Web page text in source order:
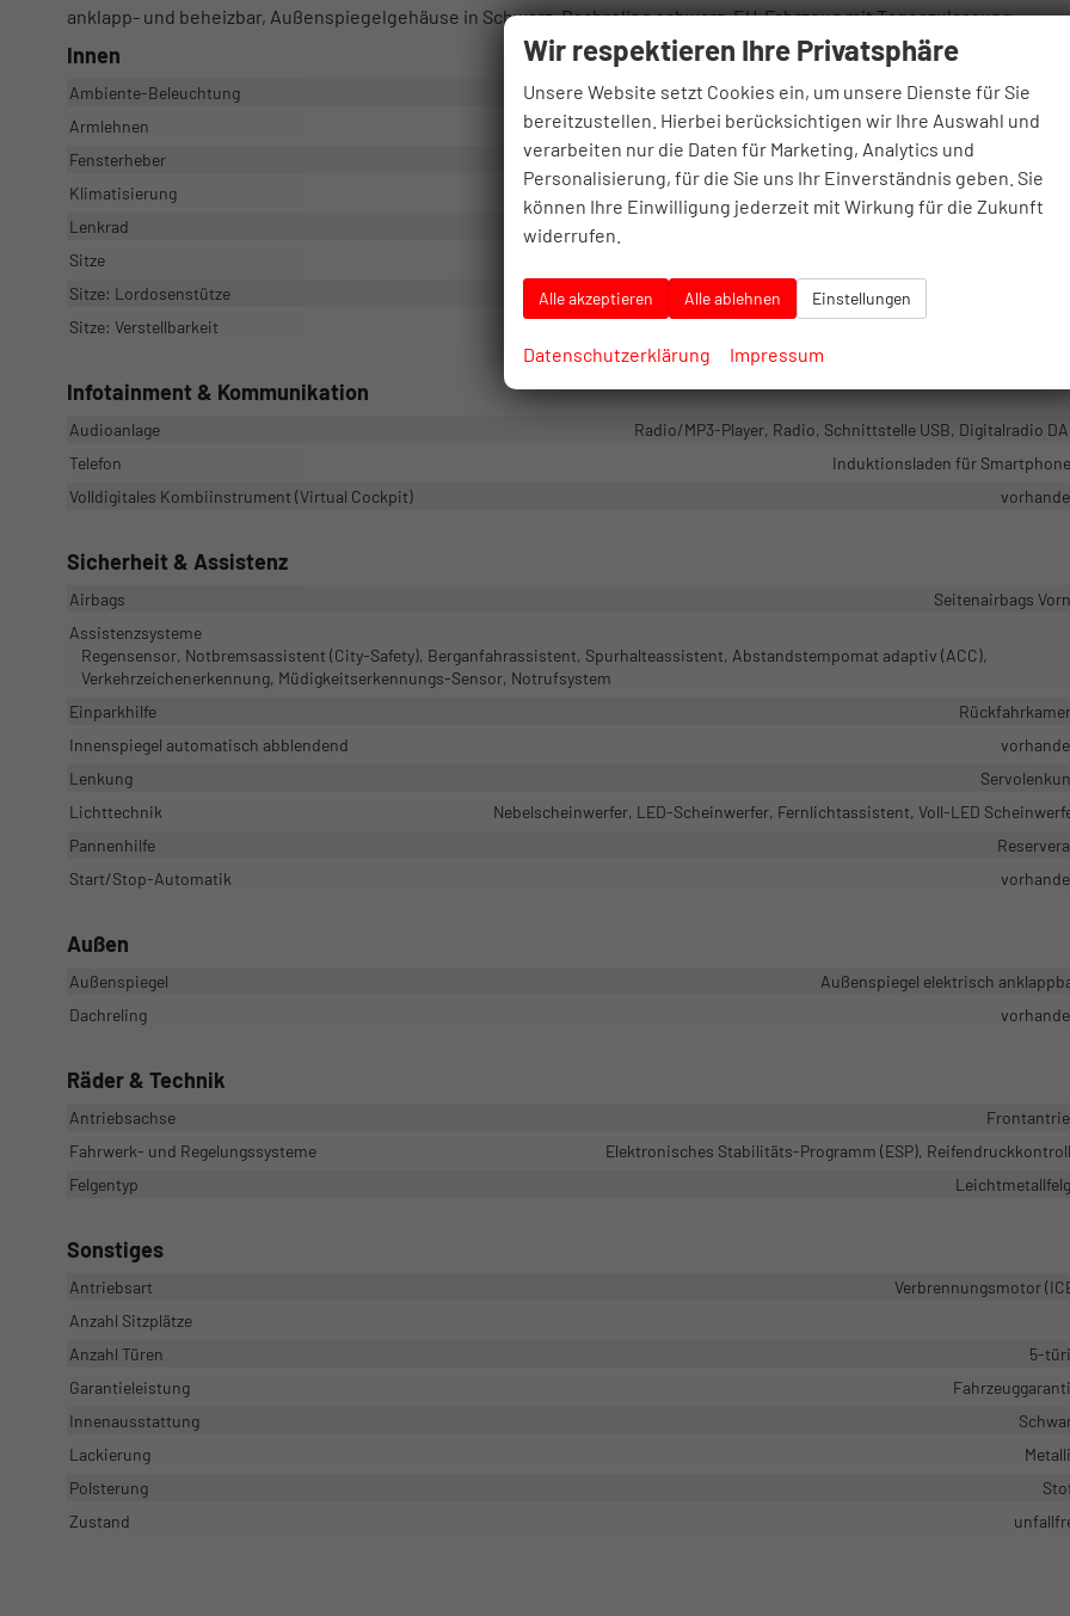
anklapp- und beheizbar, Außenspiegelgehäuse in Schwarz, Dachreling schwarz, EU-Fahrzeug mit Tageszulassung
Innen
Ambiente-Beleuchtung
Armlehnen
Fensterheber
Klimatisierung
Lenkrad
Sitze
Sitze: Lordosenstütze
Sitze: Verstellbarkeit
Infotainment & Kommunikation
Audioanlage
Radio/MP3-Player, Radio, Schnittstelle USB, Digitalradio
Telefon
Induktionsladen für
Volldigitales Kombiinstrument (Virtual Cockpit)
Sicherheit & Assistenz
Airbags
Seitenairbags
Assistenzsysteme
Regensensor, Notbremsassistent (City-Safety), Berganfahrassistent, Spurhalteassistent, Abstandstempomat adaptiv (ACC),
Verkehrzeichenerkennung, Müdigkeitserkennungs-Sensor, Notrufsystem
Einparkhilfe
Innenspiegel automatisch abblendend
Lenkung
Lichttechnik
Nebelscheinwerfer, LED-Scheinwerfer, Fernlichtassistent, Voll-LED
Pannenhilfe
Start/Stop-Automatik
Außen
Außenspiegel
Außenspiegel elektrisch
Dachreling
Räder & Technik
Antriebsachse
Fahrwerk- und Regelungssysteme
Elektronisches Stabilitäts-Programm (ESP),
Felgentyp
Sonstiges
Antriebsart
Verbrennungsmotor
Anzahl Sitzplätze
Anzahl Türen
5-
Garantieleistung
Innenausstattung
Lackierung
Polsterung
Zustand
Wir respektieren Ihre Privatsphäre
Unsere Website setzt Cookies ein, um unsere Dienste für Sie
bereitzustellen. Hierbei berücksichtigen wir Ihre Auswahl und
verarbeiten nur die Daten für Marketing, Analytics und
Personalisierung, für die Sie uns Ihr Einverständnis geben. Sie
können Ihre Einwilligung jederzeit mit Wirkung für die Zukunft
widerrufen.
Alle akzeptieren Alle ablehnen Einstellungen
Datenschutzerklärung Impressum